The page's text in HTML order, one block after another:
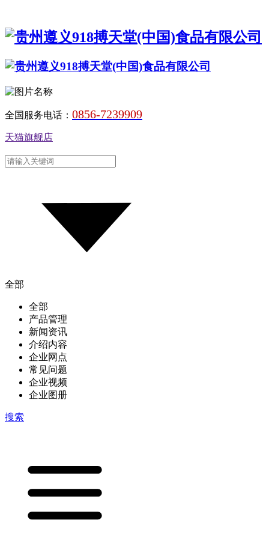
全国服务电话： 0856-7239909
天猫旗舰店
全部
全部
产品管理
新闻资讯
介绍内容
企业网点
常见问题
企业视频
企业图册
搜索